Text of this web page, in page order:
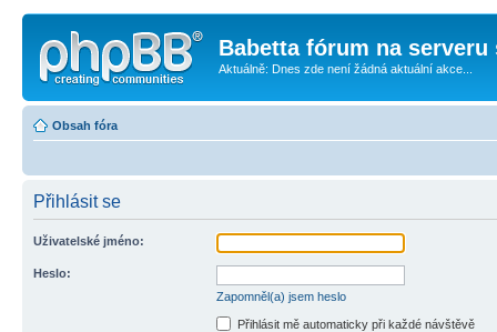
Babetta fórum na serveru
Aktuálně: Dnes zde není žádná aktuální akce...
Obsah fóra
Přihlásit se
Uživatelské jméno:
Heslo:
Zapomněl(a) jsem heslo
Přihlásit mě automaticky při každé návštěvě